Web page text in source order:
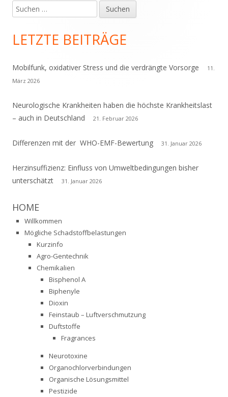
Haupt-
Seitenleiste
Suchen
nach:
LETZTE BEITRÄGE
Mobilfunk, oxidativer Stress und die verdrängte Vorsorge
11.
März 2026
Neurologische Krankheiten haben die höchste Krankheitslast
– auch in Deutschland
21. Februar 2026
Differenzen mit der WHO-EMF-Bewertung 31. Januar 2026
Herzinsuffizienz: Einfluss von Umweltbedingungen bisher
unterschätzt
31. Januar 2026
HOME
Willkommen
Mögliche Schadstoffbelastungen
Kurzinfo
Agro-Gentechnik
Chemikalien
Bisphenol A
Biphenyle
Dioxin
Feinstaub – Luftverschmutzung
Duftstoffe
Fragrances
Neurotoxine
Organochlorverbindungen
Organische Lösungsmittel
Pestizide